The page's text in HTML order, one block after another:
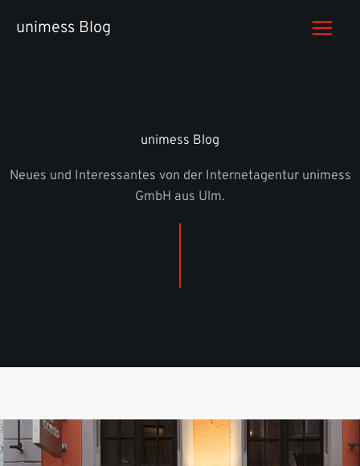
Inhaltunimess Blog
unimess Blog
Neues und Interessantes von der Internetagentur unimess
GmbH aus Ulm.
SEITE
SEITESEITESEITE